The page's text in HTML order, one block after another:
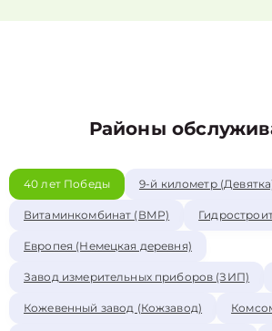
Районы
40 лет Победы 9-й километр
Витаминкомбинат (ВМР)
Европея (Немецкая деревня)
Завод измерительных приборов (ЗИП)
Кожевенный завод (Кожзавод)